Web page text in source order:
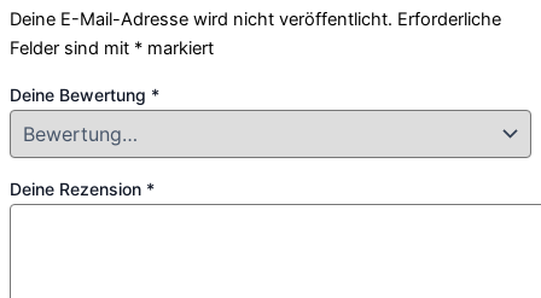
Deine E-Mail-Adresse wird nicht veröffentlicht. Erforderliche
Felder sind mit * markiert
Deine Bewertung *
Deine Rezension *